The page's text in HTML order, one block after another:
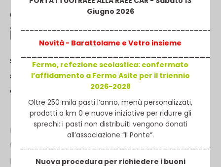
Giugno 2026
Novità - Barattolame e Vetro insieme
Fermo, refezione scolastica: confermato
l’affidamento a Fermo Asite per il triennio
2026-2028
Oltre 250 mila pasti l’anno, menù personalizzati,
prodotti a km 0 e nuove iniziative per ridurre gli
sprechi: i pasti non distribuiti vengono donati
all’associazione “Il Ponte”.
Nuova procedura per richiedere i buoni
chimici e reagenti presso
il CIGRU
SUA P/C DELLA FERMO ASITE SRLU – Gara europea
a procedura aperta per l’affidamento della fornitura
di prodotti chimici e reagenti presso il CIGRU
La presente procedura si svolgerà in modalità
telematica sulla piattaforma telematica in uso da
parte di questa SUA raggiungibile dal seguente link: